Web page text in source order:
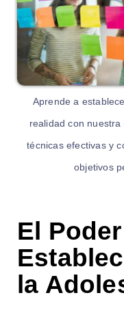
Aprende a
realidad con
técnicas efectivas y
objetivos
El
la